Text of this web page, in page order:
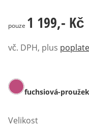
1 199,- Kč
pouze 1 199,- Kč
vč. DPH, plus
fuchsiová-proužek
Velikost